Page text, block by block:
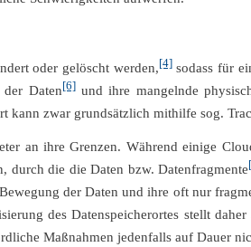
oder gelöscht werden,[4]sodass für
Daten[6]und ihre mangelnde
kann zwar grundsätzlich mithilfe sog.
an ihre Grenzen. Während einige
durch die die Daten bzw. Datenfragmente
der Daten und ihre oft nur
des Datenspeicherortes stellt
Maßnahmen jedenfalls auf Dauer